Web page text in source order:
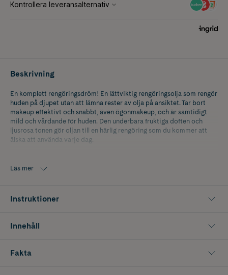
Beskrivning
En komplett rengöringsdröm! En lättviktig rengöringsolja som rengör
huden på djupet utan att lämna rester av olja på ansiktet. Tar bort
makeup effektivt och snabbt, även ögonmakeup, och är samtidigt
mild och vårdande för huden. Den underbara fruktiga doften och
ljusrosa tonen gör oljan till en härlig rengöring som du kommer att
älska att använda varje dag.
Läs mer
Instruktioner
Innehåll
Fakta